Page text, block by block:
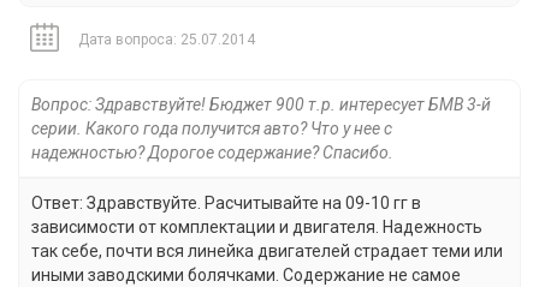
Дата вопроса: 25.07.2014
Вопрос: Здравствуйте! Бюджет 900 т.р. интересует БМВ 3-й
серии. Какого года получится авто? Что у нее с
надежностью? Дорогое содержание? Спасибо.
Ответ: Здравствуйте. Расчитывайте на 09-10 гг в
зависимости от комплектации и двигателя. Надежность
так себе, почти вся линейка двигателей страдает теми или
иными заводскими болячками. Содержание не самое